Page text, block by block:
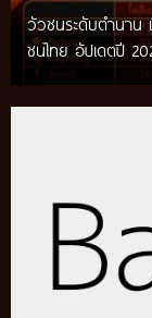
วัวชนระดับตำนาน
ชนไทย อัปเดตปี